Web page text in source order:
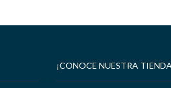
¡CONOCE NUESTRA